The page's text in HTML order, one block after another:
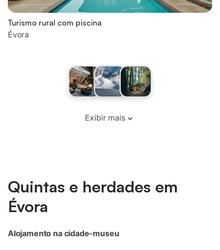
Turismo rural com piscina
Évora
Exibir mais
Quintas e herdades em
Évora
Alojamento na cidade-museu